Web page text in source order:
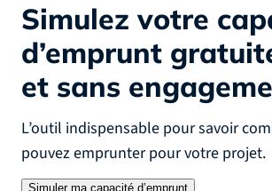
Simulez votre
d’emprunt
et sans
L’outil indispensable pour savoir
pouvez emprunter pour votre projet.
Simuler ma capacité d’emprunt